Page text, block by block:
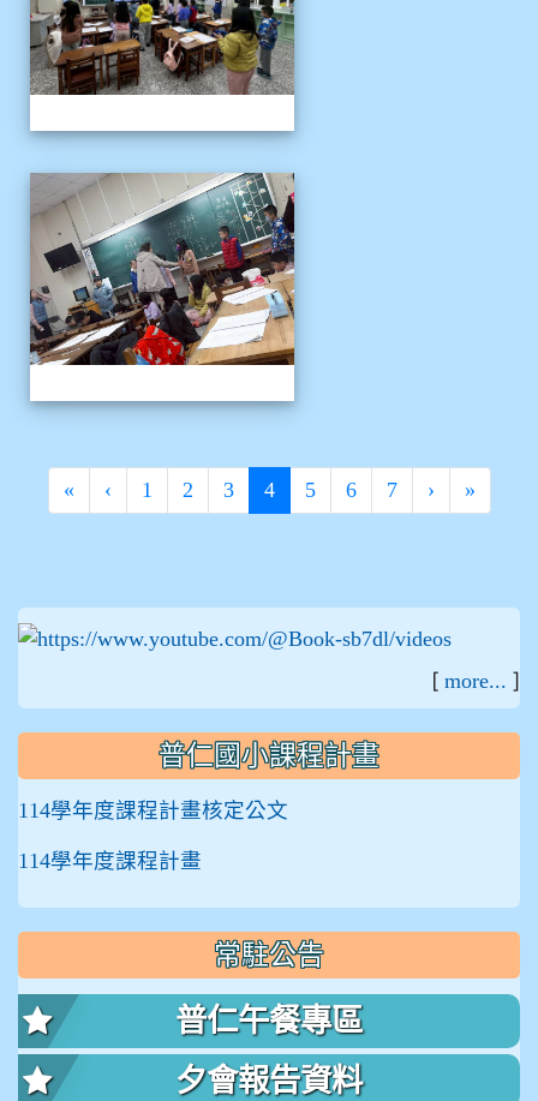
客語冬令營
« ‹ 1 2 3 4(current)
5 6 7 › »
[ more... ]
普仁國小課程計畫
114學年度課程計畫核定公文
114學年度課程計畫
常駐公告
普仁午餐專區
夕會報告資料